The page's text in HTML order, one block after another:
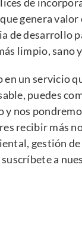
genera valor
de desarrollo
limpio, sano
en un servicio
puedes
y nos
recibir más
gestión
suscríbete a